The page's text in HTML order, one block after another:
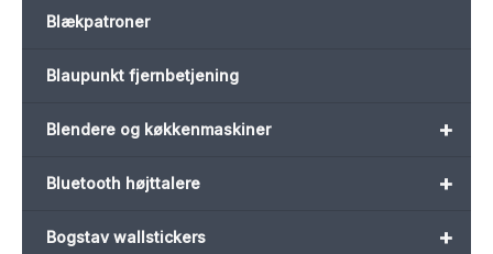
Blækpatroner
Blaupunkt fjernbetjening
+
Blendere og køkkenmaskiner
+
Bluetooth højttalere
+
Bogstav wallstickers